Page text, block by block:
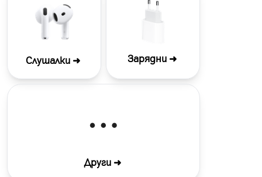
Слушалки ➜ Зарядни ➜
Други ➜